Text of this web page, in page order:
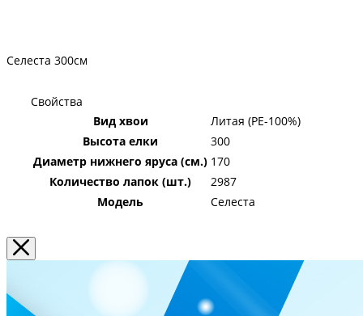
Селеста 300см
Свойства
Вид хвои
Литая (PE-100%)
Высота елки
300
Диаметр нижнего яруса (см.) 170
Количество лапок (шт.)
2987
Модель
Селеста